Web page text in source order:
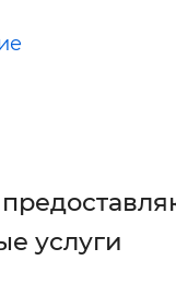
услуги